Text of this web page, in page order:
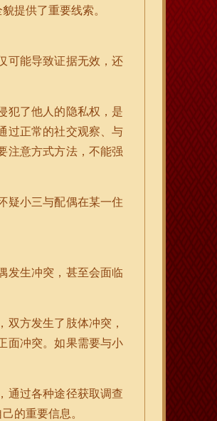
提供了重要线索。
可能导致证据无效，还
犯了他人的隐私权，是
过正常的社交观察、与
注意方式方法，不能强
疑小三与配偶在某一住
发生冲突，甚至会面临
方发生了肢体冲突，
面冲突。如果需要与小
通过各种途径获取调查
的重要信息。